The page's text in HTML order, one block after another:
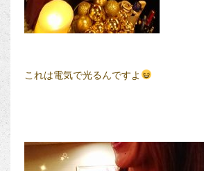
これは電気で光るんですよ